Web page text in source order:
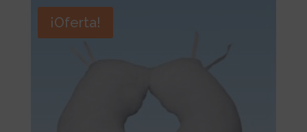
desde
hasta
¡Oferta!